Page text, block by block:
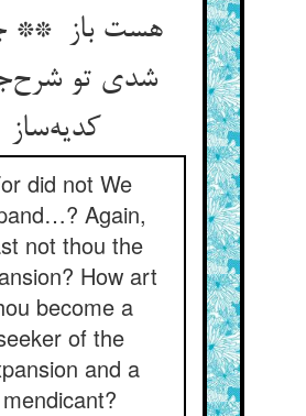
هست باز **
شدی تو
کدیه‌ساز
did not We
Again,
not thou the
How art
become a
of the
and a
mendicant?